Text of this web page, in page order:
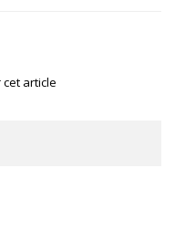
article